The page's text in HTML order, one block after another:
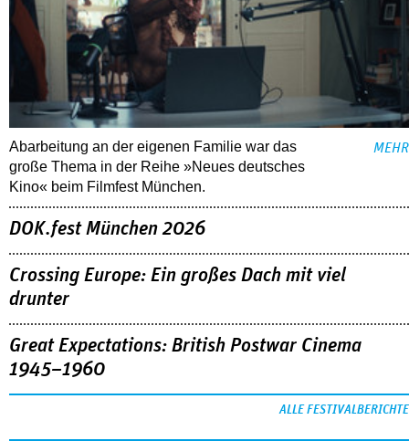
Abarbeitung an der eigenen Familie war das
große Thema in der Reihe »Neues deutsches
Kino« beim Filmfest München.
MEHR
DOK.fest München 2026
Crossing Europe: Ein großes Dach mit viel
drunter
Great Expectations: British Postwar Cinema
1945–1960
ALLE FESTIVALBERICHTE